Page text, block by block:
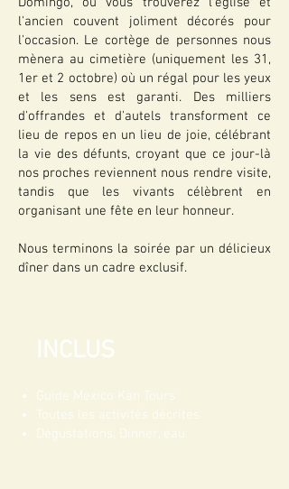
l'ancien couvent joliment décorés pour
l'occasion. Le cortège de personnes nous
mènera au cimetière (uniquement les 31,
1er et 2 octobre) où un régal pour les yeux
et les sens est garanti. Des milliers
d'offrandes et d'autels transforment ce
lieu de repos en un lieu de joie, célébrant
la vie des défunts, croyant que ce jour-là
nos proches reviennent nous rendre visite,
tandis que les vivants célèbrent en
organisant une fête en leur honneur.
Nous terminons la soirée par un délicieux
dîner dans un cadre exclusif.
INCLUS
Guide Mexico Kan Tours
Toutes les activités décrites
Dégustations, Dinner, eau